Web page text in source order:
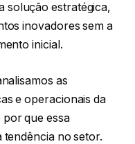
solução estratégica,
inovadores sem a
inicial.
as
e operacionais da
que essa
no setor.